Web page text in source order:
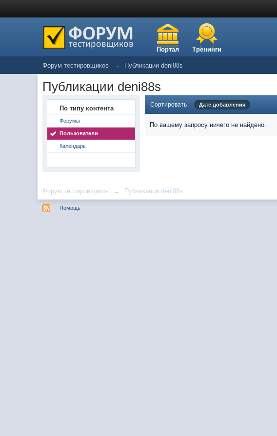
Портал Тренинги
Форум тестировщиков → Публикации deni88s
Публикации deni88s
По типу контента
Форумы
Пользователи
Календарь
Сортировать Дате добавления
По вашему запросу ничего не найдено.
Форум тестировщиков → Публикации deni88s
Помощь